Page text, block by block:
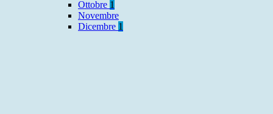
Ottobre 1
Novembre
Dicembre 1